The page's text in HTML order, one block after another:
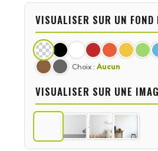
VISUALISER SUR UN FOND
Choix : Aucun
VISUALISER SUR UNE